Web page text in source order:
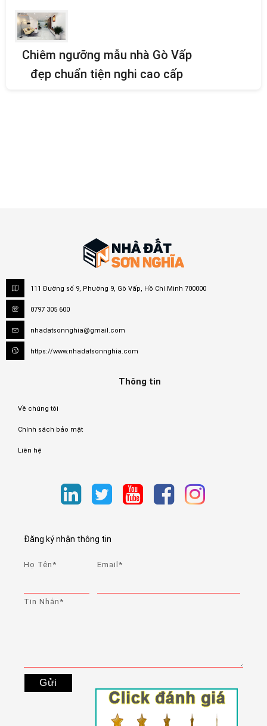
Chiêm ngưỡng mẫu nhà Gò Vấp
đẹp chuẩn tiện nghi cao cấp
111 Đường số 9, Phường 9, Gò Vấp, Hồ Chí Minh 700000
0797 305 600
nhadatsonnghia@gmail.com
https://www.nhadatsonnghia.com
Thông tin
Về chúng tôi
Chính sách bảo mật
Liên hệ
Đăng ký nhận thông tin
Họ Tên* Email*
Tin Nhắn*